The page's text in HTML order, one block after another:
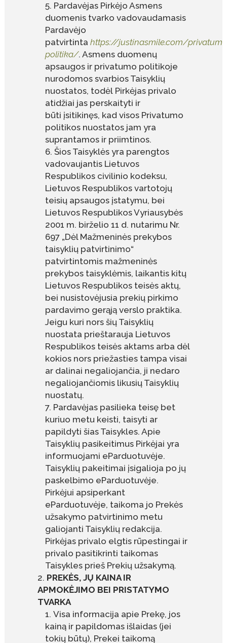
Pardavėjas Pirkėjo Asmens
duomenis tvarko vadovaudamasis
Pardavėjo
patvirtinta https://justinasmile.com/
politika/. Asmens duomenų
apsaugos ir privatumo politikoje
nurodomos svarbios Taisyklių
nuostatos, todėl Pirkėjas privalo
atidžiai jas perskaityti ir
būti įsitikinęs, kad visos Privatumo
politikos nuostatos jam yra
suprantamos ir priimtinos.
Šios Taisyklės yra parengtos
vadovaujantis Lietuvos
Respublikos civilinio kodeksu,
Lietuvos Respublikos vartotojų
teisių apsaugos įstatymu, bei
Lietuvos Respublikos Vyriausybės
2001 m. birželio 11 d. nutarimu Nr.
697 „Dėl Mažmeninės prekybos
taisyklių patvirtinimo“
patvirtintomis mažmeninės
prekybos taisyklėmis, laikantis kitų
Lietuvos Respublikos teisės aktų,
bei nusistovėjusia prekių pirkimo
pardavimo gerąją verslo praktika.
Jeigu kuri nors šių Taisyklių
nuostata prieštarauja Lietuvos
Respublikos teisės aktams arba dėl
kokios nors priežasties tampa visai
ar dalinai negaliojančia, ji nedaro
negaliojančiomis likusių Taisyklių
nuostatų.
Pardavėjas pasilieka teisę bet
kuriuo metu keisti, taisyti ar
papildyti šias Taisykles. Apie
Taisyklių pasikeitimus Pirkėjai yra
informuojami eParduotuvėje.
Taisyklių pakeitimai įsigalioja po jų
paskelbimo eParduotuvėje.
Pirkėjui apsiperkant
eParduotuvėje, taikoma jo Prekės
užsakymo patvirtinimo metu
galiojanti Taisyklių redakcija.
Pirkėjas privalo elgtis rūpestingai ir
privalo pasitikrinti taikomas
Taisykles prieš Prekių užsakymą.
PREKĖS, JŲ KAINA IR
APMOKĖJIMO BEI PRISTATYMO
TVARKA
Visa informacija apie Prekę, jos
kainą ir papildomas išlaidas (jei
tokių būtų), Prekei taikomą